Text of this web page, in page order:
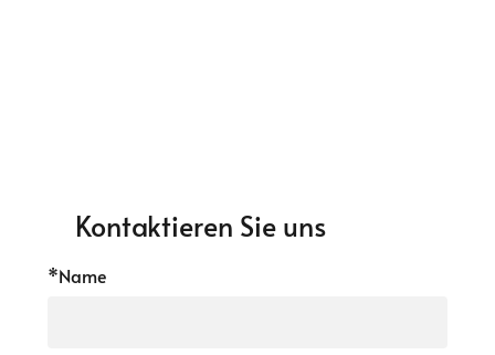
Kontaktieren Sie uns
*Name